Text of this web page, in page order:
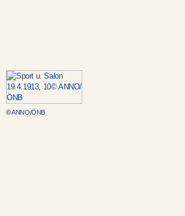
©ANNO/ÖNB